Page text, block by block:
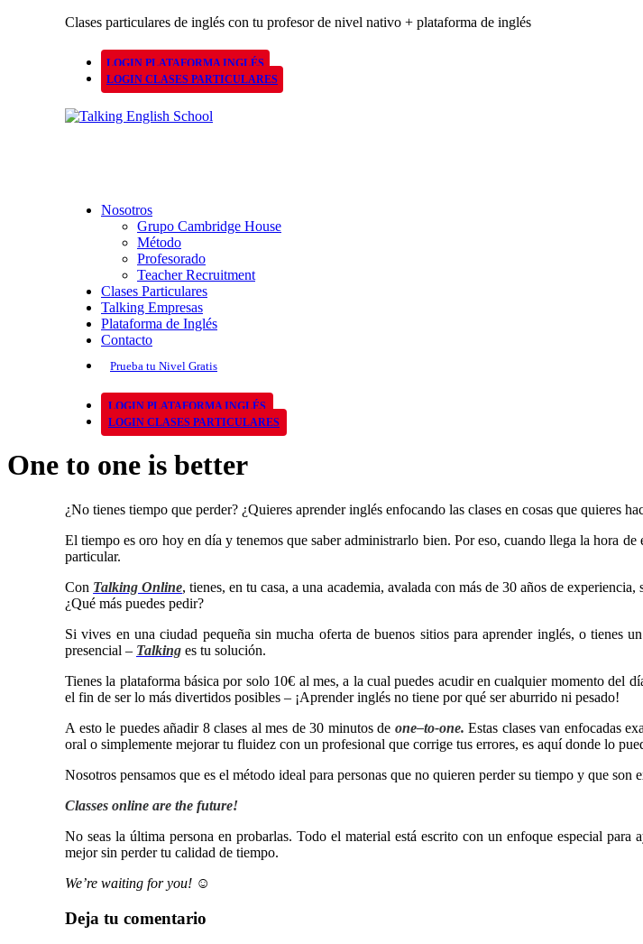
Clases particulares de inglés con tu profesor de nivel nativo + plataforma de inglés
LOGIN PLATAFORMA INGLÉS
LOGIN CLASES PARTICULARES
Nosotros
Grupo Cambridge House
Método
Profesorado
Teacher Recruitment
Clases Particulares
Talking Empresas
Plataforma de Inglés
Contacto
Prueba tu Nivel Gratis
LOGIN PLATAFORMA INGLÉS
LOGIN CLASES PARTICULARES
One to one is better
¿No tienes tiempo que perder? ¿Quieres aprender inglés enfocando las clases en cosas que quieres
El tiempo es oro hoy en día y tenemos que saber administrarlo bien. Por eso, cuando llega la hora
particular.
Con Talking Online, tienes, en tu casa, a una academia, avalada con más de 30 años de
¿Qué más puedes pedir?
Si vives en una ciudad pequeña sin mucha oferta de buenos sitios para aprender inglés, o
presencial – Talking es tu solución.
Tienes la plataforma básica por solo 10€ al mes, a la cual puedes acudir en cualquier momento del
el fin de ser lo más divertidos posibles – ¡Aprender inglés no tiene por qué ser aburrido ni pesado!
A esto le puedes añadir 8 clases al mes de 30 minutos de one–to-one. Estas clases van enfocadas
oral o simplemente mejorar tu fluidez con un profesional que corrige tus errores, es aquí donde lo
Nosotros pensamos que es el método ideal para personas que no quieren perder su tiempo y que son
Classes online are the future!
No seas la última persona en probarlas. Todo el material está escrito con un enfoque especial
mejor sin perder tu calidad de tiempo.
We’re waiting for you! ☺
Deja tu comentario